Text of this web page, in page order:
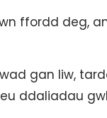
ffordd deg,
gan liw,
ddaliadau